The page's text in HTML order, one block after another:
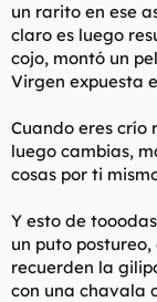
un rarito en ese
claro es luego
cojo, montó un
Virgen expuesta
Cuando eres crío
luego cambias,
cosas por ti
Y esto de
un puto
recuerden la
con una chavala